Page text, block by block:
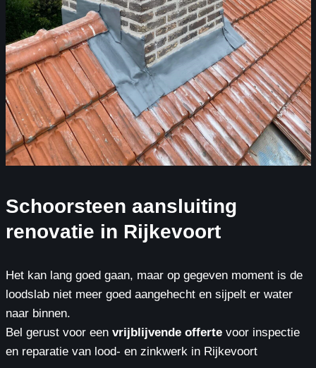
Schoorsteen aansluiting
renovatie in Rijkevoort
Het kan lang goed gaan, maar op gegeven moment is de
loodslab niet meer goed aangehecht en sijpelt er water
naar binnen.
Bel gerust voor eenvrijblijvende offertevoor inspectie
en reparatie van lood- en zinkwerk in Rijkevoort